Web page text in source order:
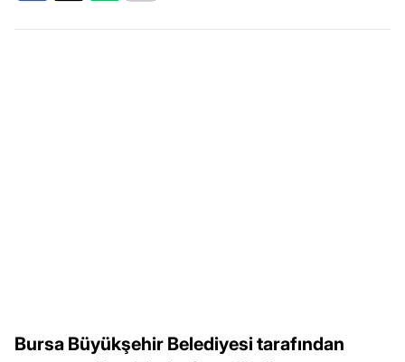
Bursa Büyükşehir Belediyesi tarafından